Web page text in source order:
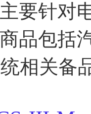
要针对
品包括
相关备